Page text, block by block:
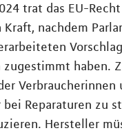
trat das EU-
Kraft, nachdem
zugestimmt haben.
Verbraucherinnen
bei Reparaturen zu
Hersteller